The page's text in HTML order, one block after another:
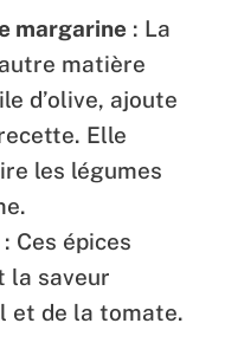
margarine : La
matière
d’olive, ajoute
Elle
les légumes
: Ces épices
la saveur
et de la tomate.